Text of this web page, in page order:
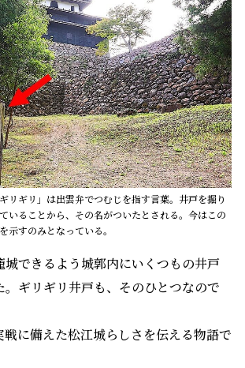
リギリ」は出雲弁でつむじを指す言葉。井戸を掘り
いることから、その名がついたとされる。今はこの
示すのみとなっている。
できるよう城郭内にいくつもの井戸
。ギリギリ井戸も、そのひとつなので
戦に備えた松江城らしさを伝える物語で